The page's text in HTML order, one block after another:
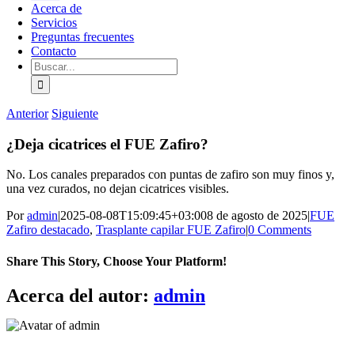
Acerca de
Servicios
Preguntas frecuentes
Contacto
Buscar:
Anterior Siguiente
¿Deja cicatrices el FUE Zafiro?
No. Los canales preparados con puntas de zafiro son muy finos y,
una vez curados, no dejan cicatrices visibles.
Poradmin|2025-08-08T15:09:45+03:008 de agosto de 2025|FUE
Zafiro destacado, Trasplante capilar FUE Zafiro|0 Comments
Share This Story, Choose Your Platform!
Facebook
X
Bluesky
Reddit
LinkedIn
WhatsApp
Telegram
Tumblr
Pinterest
Xing
Correo
electrónico
Acerca del autor: admin